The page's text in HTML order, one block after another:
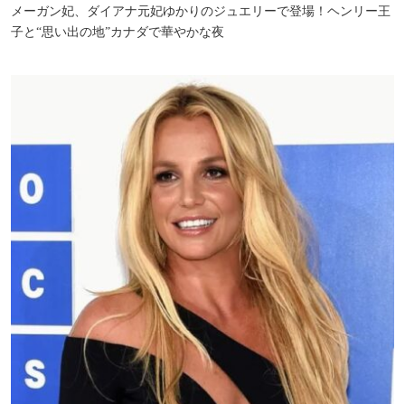
メーガン妃、ダイアナ元妃ゆかりのジュエリーで登場！ヘンリー王
子と“思い出の地”カナダで華やかな夜